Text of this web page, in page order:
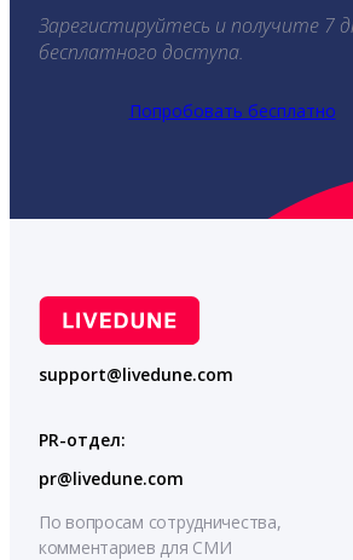
Зарегистируйтесь и получите 7
бесплатного доступа.
Попробовать бесплатно
support@livedune.com
PR-отдел:
pr@livedune.com
По вопросам сотрудничества,
комментариев для СМИ